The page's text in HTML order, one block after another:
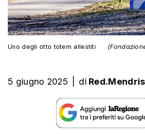
Uno degli otto totem allestiti
5 giugno 2025 di